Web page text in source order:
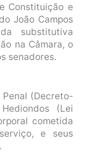
Constituição e
João Campos
substitutiva
na Câmara, o
senadores.
(Decreto-
(Lei
cometida
e seus